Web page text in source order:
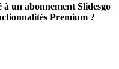
un abonnement Slidesgo
Premium ?